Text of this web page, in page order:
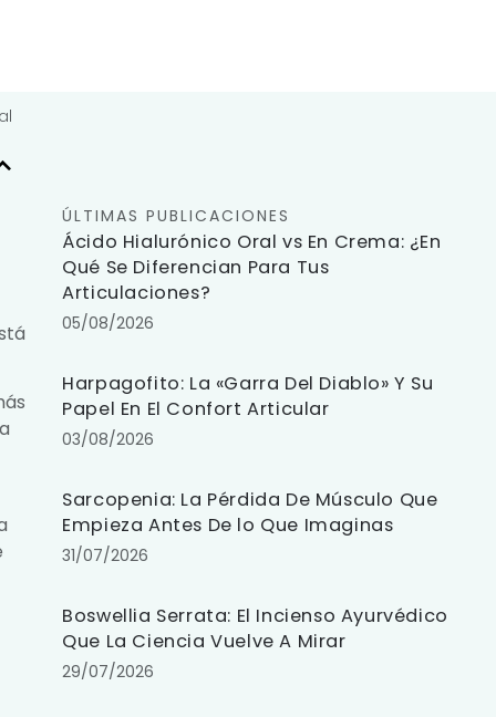
ÚLTIMAS PUBLICACIONES
Ácido Hialurónico Oral vs En Crema: ¿En
Qué Se Diferencian Para Tus
Articulaciones?
05/08/2026
Harpagofito: La «Garra Del Diablo» Y Su
Papel En El Confort Articular
03/08/2026
Sarcopenia: La Pérdida De Músculo Que
Empieza Antes De lo Que Imaginas
31/07/2026
Boswellia Serrata: El Incienso Ayurvédico
Que La Ciencia Vuelve A Mirar
29/07/2026